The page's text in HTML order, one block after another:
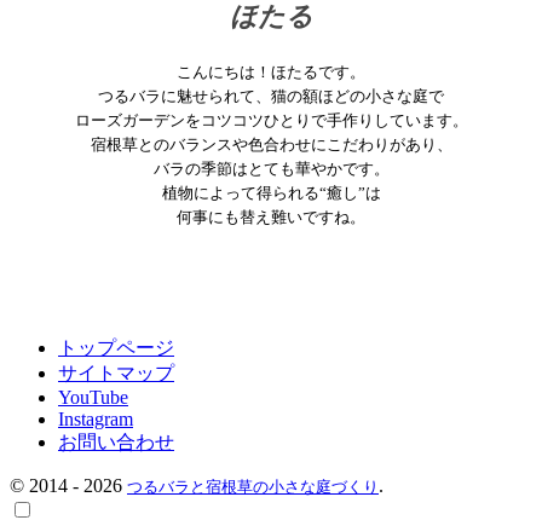
ほたる
こんにちは！ほたるです。
つるバラに魅せられて、猫の額ほどの小さな庭で
ローズガーデンをコツコツひとりで手作りしています。
宿根草とのバランスや色合わせにこだわりがあり、
バラの季節はとても華やかです。
植物によって得られる“癒し”は
何事にも替え難いですね。
トップページ
サイトマップ
YouTube
Instagram
お問い合わせ
© 2014 - 2026 つるバラと宿根草の小さな庭づくり .